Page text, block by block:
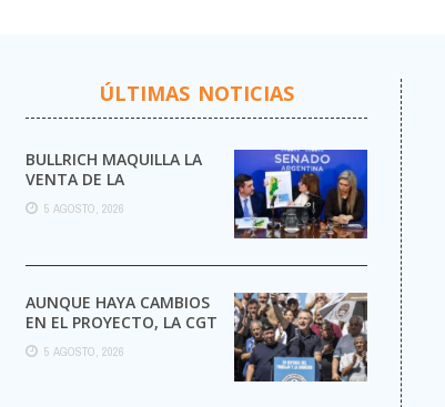
ÚLTIMAS NOTICIAS
BULLRICH MAQUILLA LA
VENTA DE LA
ARGENTINA
5 AGOSTO, 2026
AUNQUE HAYA CAMBIOS
EN EL PROYECTO, LA CGT
MARCHA AL CONGRESO
CONTRA LA LEY DE ...
5 AGOSTO, 2026